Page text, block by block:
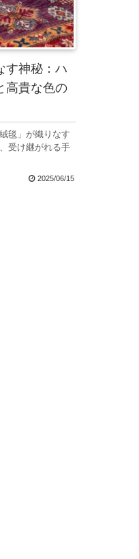
す神秘：ハ
高貴な色の
毯」が織りなす
受け継がれる手
2025/06/15